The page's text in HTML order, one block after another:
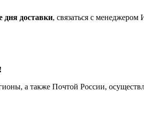
дня доставки, связаться с менеджером
а также Почтой России,